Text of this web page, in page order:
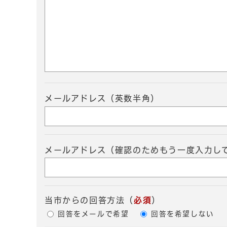
メールアドレス（英数半角）
メールアドレス（確認のためもう一度入力し
当市からの回答方法 （ 必須）
回答をメールで希望 回答を希望しない